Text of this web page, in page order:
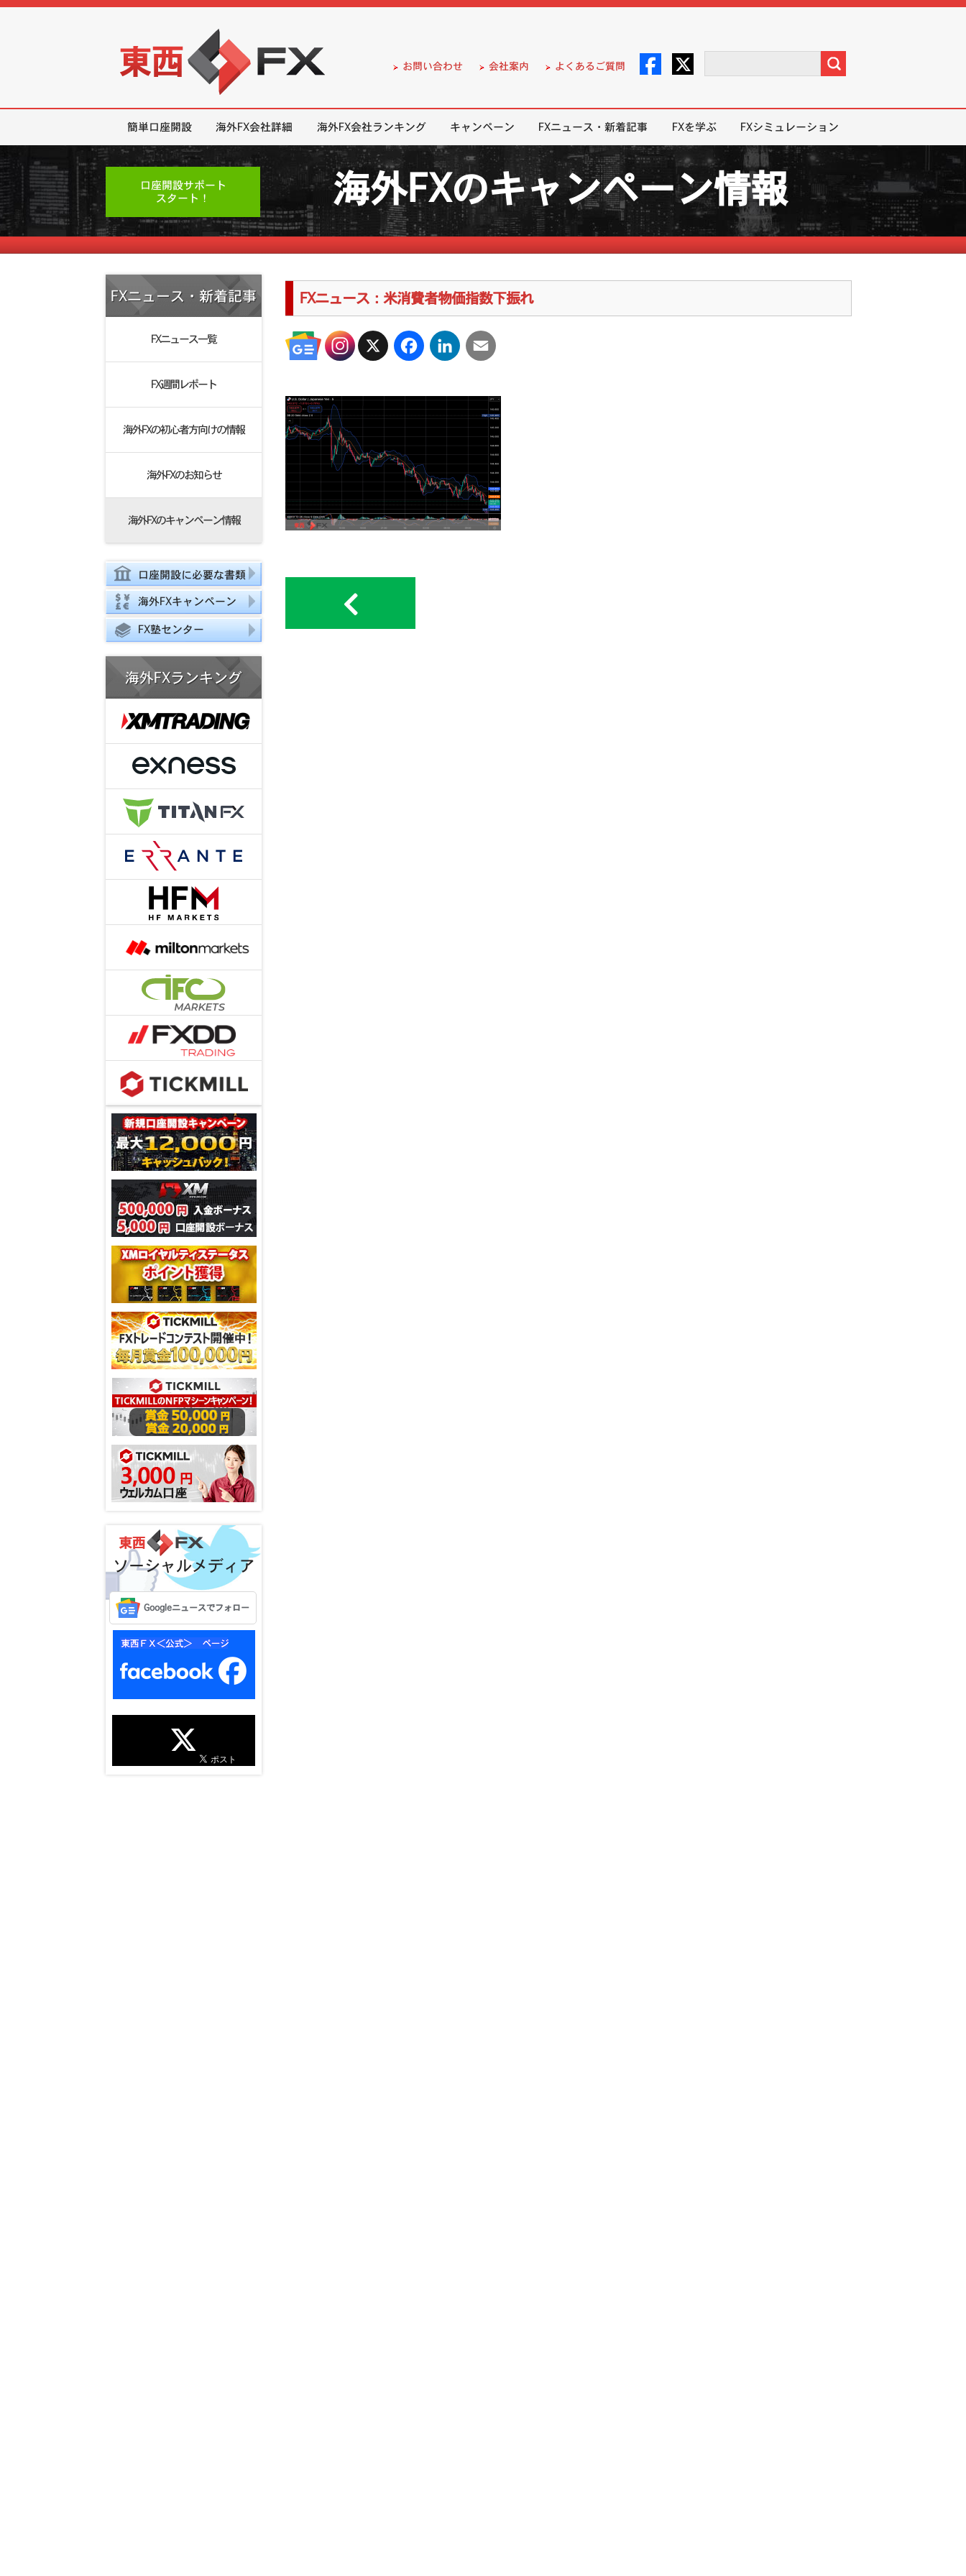
お問い合わせ 会社案内 よくあるご質問
簡単口座開設 海外FX会社詳細 海外FX会社ランキング キャンペーン FXニュース・新着記事 FXを学ぶ FXシミュレーション
口座開設サポート
スタート！
海外FXのキャンペーン情報
FXニュース・新着記事
FXニュース一覧
FX週間レポート
海外FXの初心者方向けの情報
海外FXのお知らせ
海外FXのキャンペーン情報
口座開設に必要な書類
海外FXキャンペーン
FX塾センター
海外FXランキング
ソーシャルメディア
Googleニュースでフォロー
FXニュース：米消費者物価指数下振れ